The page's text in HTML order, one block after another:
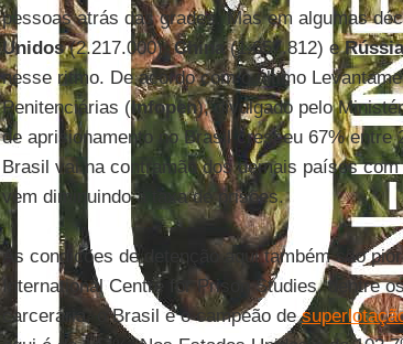
pessoas atrás das grades. Mas em algumas
Unidos(2.217.000),China(1.657.812) eRússia
nesse ritmo. De acordo com o último
Penitenciárias (Infopen), divulgado pelo
de aprisionamento no Brasil cresceu 67% entre
Brasil vai na contramão dos demais países
vem diminuindo a taxa de prisões.
As condições de detenção aqui também são
International Centre for Prison Studies, dentre
carcerária, o Brasil é o campeão de